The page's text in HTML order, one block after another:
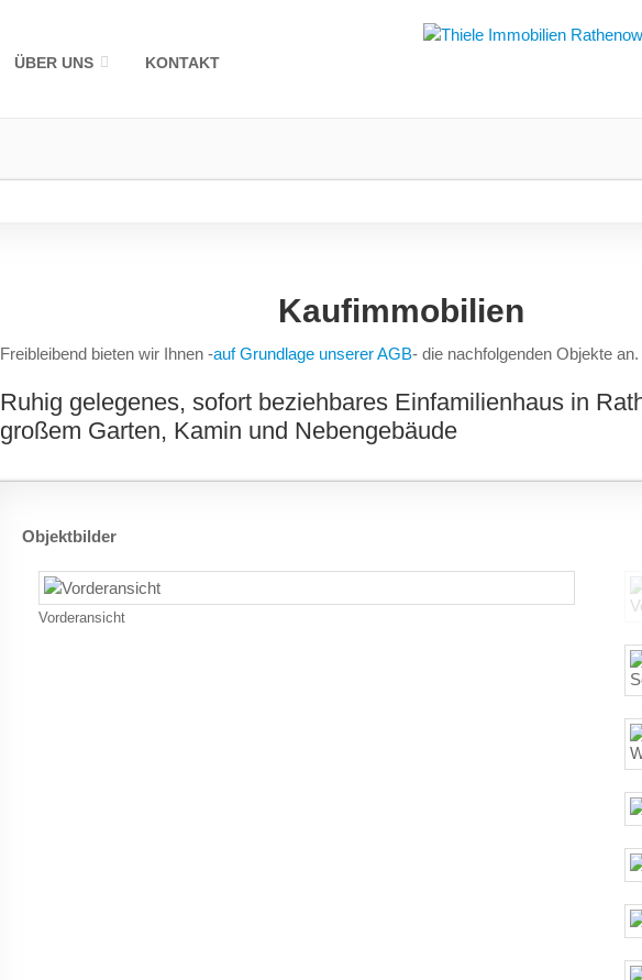
ÜBER UNS KONTAKT
Kaufimmobilien
Freibleibend bieten wir Ihnen -auf Grundlage unserer AGB- die nachfolgenden Objekte an.
Ruhig gelegenes, sofort beziehbares Einfamilienhaus in
großem Garten, Kamin und Nebengebäude
Objektbilder
Vorderansicht